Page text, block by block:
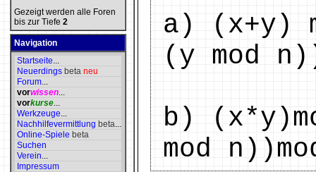
Gezeigt werden alle Foren
bis zur Tiefe 2
Navigation
Startseite...
Neuerdings beta neu
Forum...
vorwissen...
vorkurse...
Werkzeuge...
Nachhilfevermittlung beta...
Online-Spiele beta
Suchen
Verein...
Impressum
a) (x+y)
(y mod
b)
mod